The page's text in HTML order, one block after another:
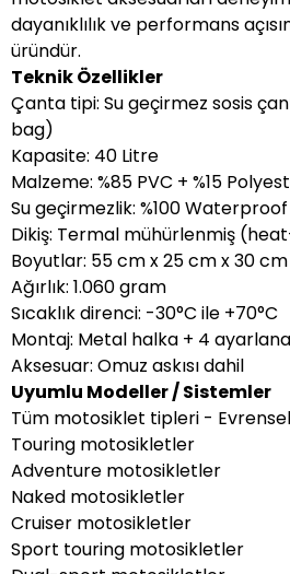
dayanıklılık ve performans
üründür.
Teknik Özellikler
Çanta tipi: Su geçirmez sosis
bag)
Kapasite: 40 Litre
Malzeme: %85 PVC + %15
Su geçirmezlik: %100 Waterproof
Dikiş: Termal mühürlenmiş
Boyutlar: 55 cm x 25 cm x 30 cm
Ağırlık: 1.060 gram
Sıcaklık direnci: -30°C ile +70°C
Montaj: Metal halka + 4
Aksesuar: Omuz askısı dahil
Uyumlu Modeller / Sistemler
Tüm motosiklet tipleri -
Touring motosikletler
Adventure motosikletler
Naked motosikletler
Cruiser motosikletler
Sport touring motosikletler